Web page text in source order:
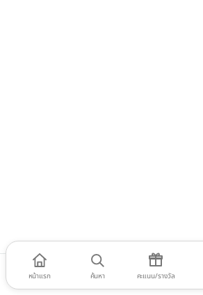
หน้าแรก ค้นหา คะแนน/รางวัล